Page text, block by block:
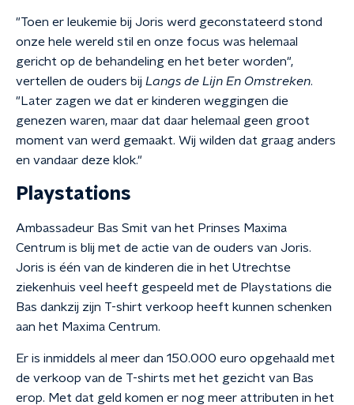
"Toen er leukemie bij Joris werd geconstateerd stond
onze hele wereld stil en onze focus was helemaal
gericht op de behandeling en het beter worden",
vertellen de ouders bij Langs de Lijn En Omstreken.
"Later zagen we dat er kinderen weggingen die
genezen waren, maar dat daar helemaal geen groot
moment van werd gemaakt. Wij wilden dat graag anders
en vandaar deze klok."
Playstations
Ambassadeur Bas Smit van het Prinses Maxima
Centrum is blij met de actie van de ouders van Joris.
Joris is één van de kinderen die in het Utrechtse
ziekenhuis veel heeft gespeeld met de Playstations die
Bas dankzij zijn T-shirt verkoop heeft kunnen schenken
aan het Maxima Centrum.
Er is inmiddels al meer dan 150.000 euro opgehaald met
de verkoop van de T-shirts met het gezicht van Bas
erop. Met dat geld komen er nog meer attributen in het